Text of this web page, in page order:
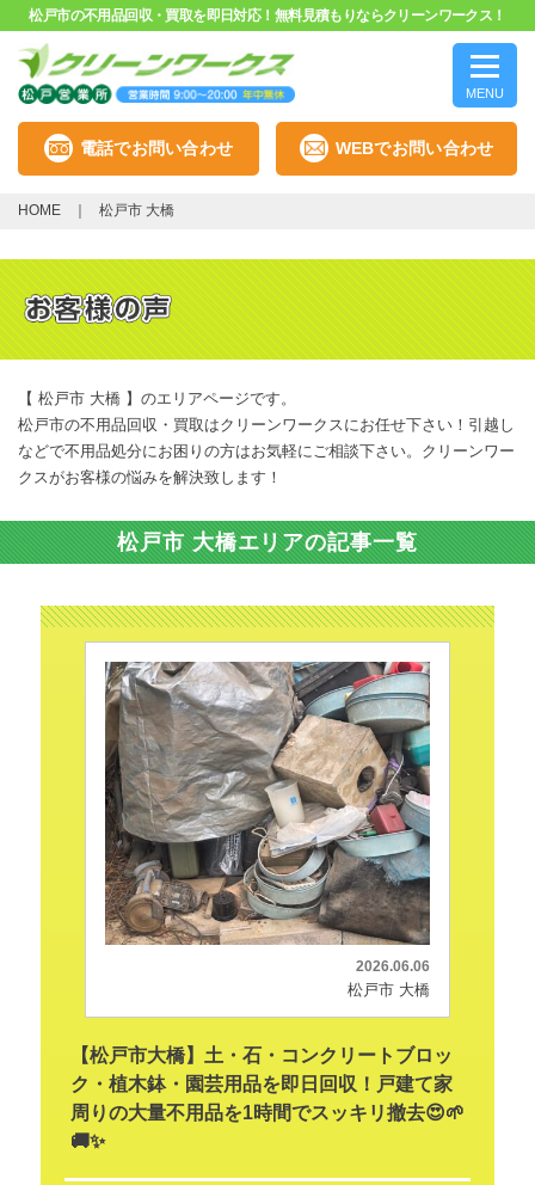
松戸市の不用品回収・買取を即日対応！無料見積もりならクリーンワークス！
MENU
電話でお問い合わせ WEBでお問い合わせ
HOME 松戸市 大橋
【 松戸市 大橋 】のエリアページです。
松戸市の不用品回収・買取はクリーンワークスにお任せ下さい！引越し
などで不用品処分にお困りの方はお気軽にご相談下さい。クリーンワー
クスがお客様の悩みを解決致します！
松戸市 大橋エリアの記事一覧
2026.06.06
松戸市 大橋
【松戸市大橋】土・石・コンクリートブロッ
ク・植木鉢・園芸用品を即日回収！戸建て家
周りの大量不用品を1時間でスッキリ撤去😍🌱
🚚✨